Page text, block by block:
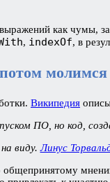
как чумы,
, indexOf, в
молимся
Википедия
ПО, но код,
виду.Линус